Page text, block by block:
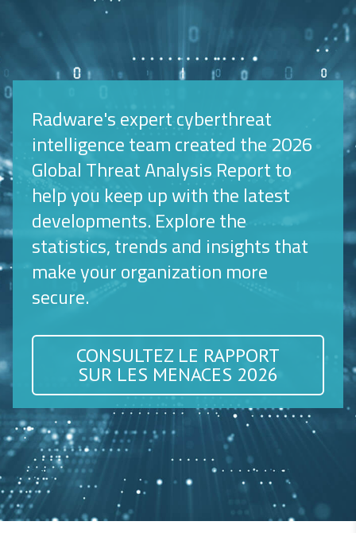
Radware's expert cyberthreat
intelligence team created the 2026
Global Threat Analysis Report to
help you keep up with the latest
developments. Explore the
statistics, trends and insights that
make your organization more
secure.
CONSULTEZ LE RAPPORT
SUR LES MENACES 2026